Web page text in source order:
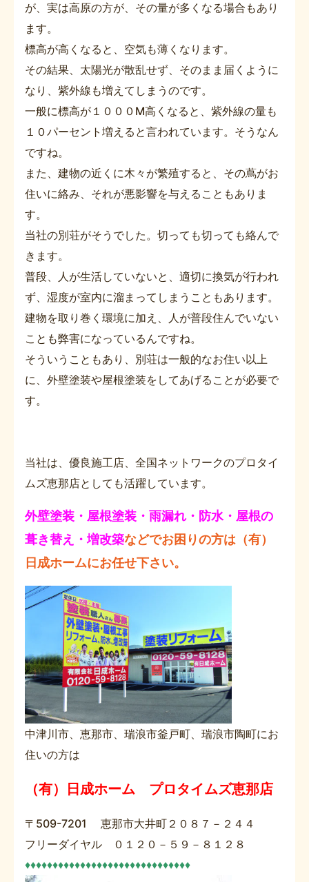
が、実は高原の方が、その量が多くなる場合もあり
ます。
標高が高くなると、空気も薄くなります。
その結果、太陽光が散乱せず、そのまま届くように
なり、紫外線も増えてしまうのです。
一般に標高が１０００M高くなると、紫外線の量も
１０パーセント増えると言われています。そうなん
ですね。
また、建物の近くに木々が繁殖すると、その蔦がお
住いに絡み、それが悪影響を与えることもありま
す。
当社の別荘がそうでした。切っても切っても絡んで
きます。
普段、人が生活していないと、適切に換気が行われ
ず、湿度が室内に溜まってしまうこともあります。
建物を取り巻く環境に加え、人が普段住んでいない
ことも弊害になっているんですね。
そういうこともあり、別荘は一般的なお住い以上
に、外壁塗装や屋根塗装をしてあげることが必要で
す。
当社は、優良施工店、全国ネットワークのプロタイ
ムズ恵那店としても活躍しています。
外壁塗装・屋根塗装・雨漏れ・防水・屋根の
葺き替え・増改築などでお困りの方は（有）
日成ホームにお任せ下さい。
中津川市、恵那市、瑞浪市釜戸町、瑞浪市陶町にお
住いの方は
（有）日成ホーム プロタイムズ恵那店
〒509-7201 恵那市大井町２０８７－２４４
フリーダイヤル ０１２０－５９－８１２８
♦♦♦♦♦♦♦♦♦♦♦♦♦♦♦♦♦♦♦♦♦♦♦♦♦♦♦♦♦♦